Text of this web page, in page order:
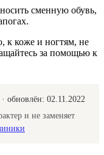
сменную обувь,
к коже и ногтям, не
за помощью к
· обновлён: 02.11.2022
и не заменяет